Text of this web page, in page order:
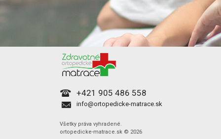
+421 905 486 558
info@ortopedicke-matrace.sk
Všetky práva vyhradené.
ortopedicke-matrace.sk © 2026